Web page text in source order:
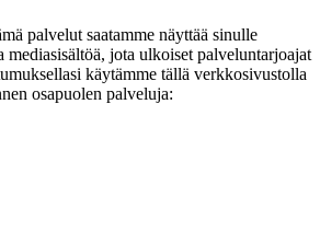
palvelut saatamme näyttää sinulle
mediasisältöä, jota ulkoiset palveluntarjoajat
käytämme tällä verkkosivustolla
osapuolen palveluja: